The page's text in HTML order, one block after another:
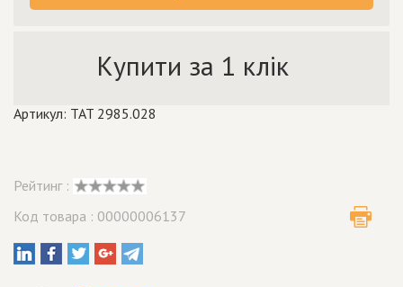
Купити за 1 клік
Артикул: TAT 2985.028
Рейтинг :
Код товара : 00000006137